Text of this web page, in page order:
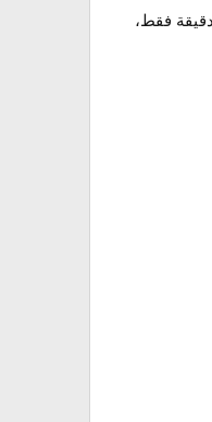
في اختبار ميداني أجرته المنصة في حي النسيم الغربي في سبتمبر 2025، تمكنت الفرق من تحديد 20 تسربًا مختلفًا في فيلا مساحتها 680 م² في 127 دقيقة فقط،